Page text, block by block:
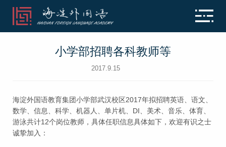
小学部招聘各科教师等
2017.9.15
海淀外国语教育集团小学部武汉校区2017年拟招聘英语、语文、
数学、信息、科学、机器人、单片机、DI、美术、音乐、体育、
游泳共计12个岗位教师，具体任职信息具体如下，欢迎有识之士
诚挚加入：